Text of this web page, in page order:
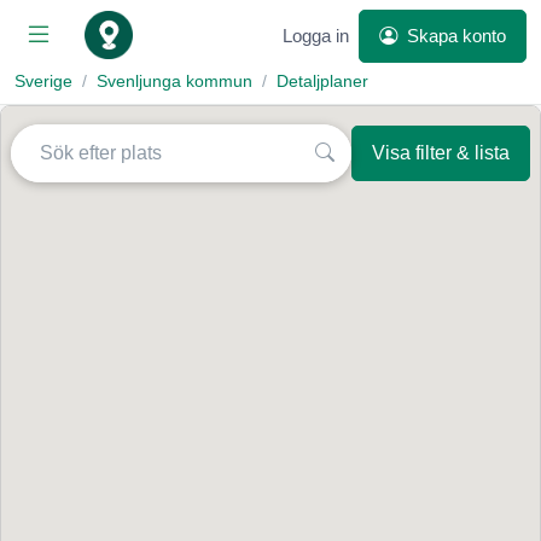
Logga in Skapa konto
Sverige Svenljunga kommun Detaljplaner
Visa filter & lista